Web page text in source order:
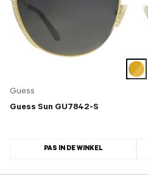
Guess
Guess Sun GU7842-S
PAS IN DE WINKEL